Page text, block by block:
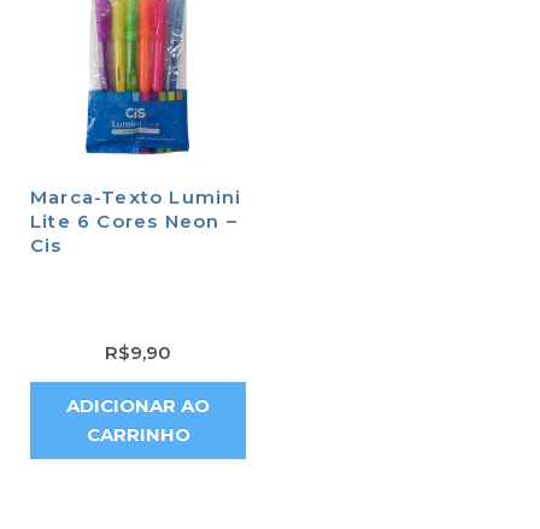
Marca-Texto Lumini
Lite 6 Cores Neon –
Cis
R$9,90
ADICIONAR AO
CARRINHO